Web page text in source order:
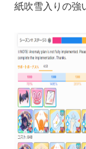
紙吹雪入りの